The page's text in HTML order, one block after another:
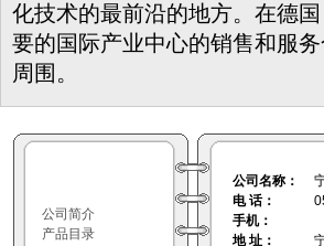
化技术的最前沿的地方。在德
要的国际产业中心的销售和服
周围。
公司简介
产品目录
公司名称：
电 话：
手机：
地 址：